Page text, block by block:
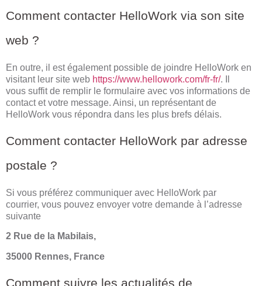
Comment contacter HelloWork via son site
web ?
En outre, il est également possible de joindre HelloWork en
visitant leur site web https://www.hellowork.com/fr-fr/. Il
vous suffit de remplir le formulaire avec vos informations de
contact et votre message. Ainsi, un représentant de
HelloWork vous répondra dans les plus brefs délais.
Comment contacter HelloWork par adresse
postale ?
Si vous préférez communiquer avec HelloWork par
courrier, vous pouvez envoyer votre demande à l’adresse
suivante
2 Rue de la Mabilais,
35000 Rennes, France
Comment suivre les actualités de